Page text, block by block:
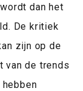
dan het
De kritiek
zijn op de
van de trends